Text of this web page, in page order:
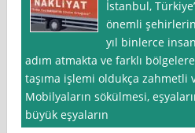
İstanbul,
önemli
yıl binlerce
adım atmakta ve farklı
taşıma işlemi oldukça
Mobilyaların sökülmesi,
büyük eşyaların